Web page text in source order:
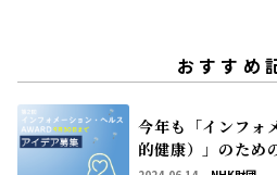
おすすめ
今年も「インフォ
的健康）」のため